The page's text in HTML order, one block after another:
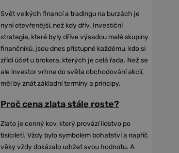
Svět velkých financí a tradingu na burzách je
nyní otevřenější, než kdy dřív. Investiční
strategie, které byly dříve výsadou malé skupiny
finančníků, jsou dnes přístupné každému, kdo si
zřídí účet u brokera, kterých je celá řada. Než se
ale investor vrhne do světa obchodování akcií,
měl by znát základní termíny a principy.
Proč cena zlata stále roste?
Zlato je cenný kov, který provází lidstvo po
tisíciletí. Vždy bylo symbolem bohatství a napříč
věky vždy dokázalo udržet svou hodnotu. A